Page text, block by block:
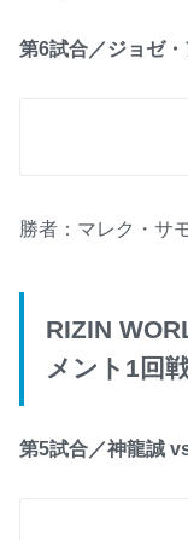
第6試合／ジョゼ
勝者：マレク・サ
RIZIN
メント1回
第5試合／神龍誠